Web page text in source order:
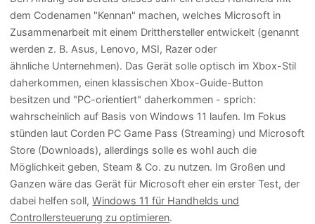
dem Codenamen "Kennan" machen, welches Microsoft in
Zusammenarbeit mit einem Dritthersteller entwickelt (genannt
werden z. B. Asus, Lenovo, MSI, Razer oder
ähnliche Unternehmen). Das Gerät solle optisch im Xbox-Stil
daherkommen, einen klassischen Xbox-Guide-Button
besitzen und "PC-orientiert" daherkommen - sprich:
wahrscheinlich auf Basis von Windows 11 laufen. Im Fokus
stünden laut Corden PC Game Pass (Streaming) und Microsoft
Store (Downloads), allerdings solle es wohl auch die
Möglichkeit geben, Steam & Co. zu nutzen. Im Großen und
Ganzen wäre das Gerät für Microsoft eher ein erster Test, der
dabei helfen soll,Windows 11 für Handhelds und
Controllersteuerung zu optimieren.